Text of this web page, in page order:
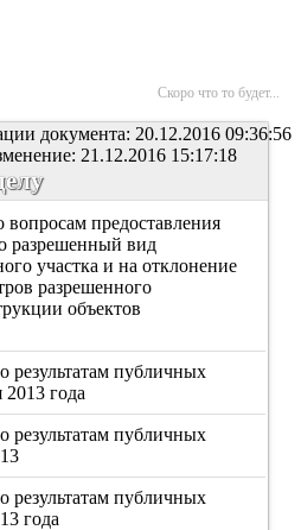
Скоро что то будет...
документа: 20.12.2016 09:36:56
21.12.2016 15:17:18
предоставления
разрешенный вид
участка и на отклонение
разрешенного
объектов
результатам публичных
года
результатам публичных
результатам публичных
года